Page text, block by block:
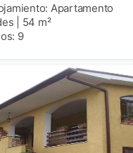
Apartamento
54 m²
9